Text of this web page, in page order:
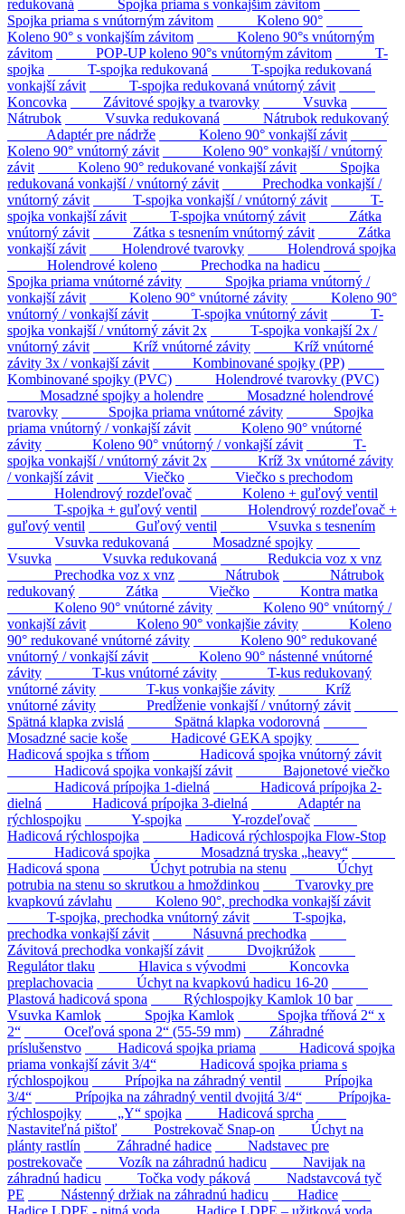
redukovaná
Spojka priama s vonkajším závitom
Spojka priama s vnútorným závitom
Koleno 90°
Koleno 90° s vonkajším závitom
Koleno 90°s vnútorným
závitom
POP-UP koleno 90°s vnútorným závitom
T-
spojka
T-spojka redukovaná
T-spojka redukovaná
vonkajší závit
T-spojka redukovaná vnútorný závit
Koncovka
Závitové spojky a tvarovky
Vsuvka
Nátrubok
Vsuvka redukovaná
Nátrubok redukovaný
Adaptér pre nádrže
Koleno 90° vonkajší závit
Koleno 90° vnútorný závit
Koleno 90° vonkajší / vnútorný
závit
Koleno 90° redukované vonkajší závit
Spojka
redukovaná vonkajší / vnútorný závit
Prechodka vonkajší /
vnútorný závit
T-spojka vonkajší / vnútorný závit
T-
spojka vonkajší závit
T-spojka vnútorný závit
Zátka
vnútorný závit
Zátka s tesnením vnútorný závit
Zátka
vonkajší závit
Holendrové tvarovky
Holendrová spojka
Holendrové koleno
Prechodka na hadicu
Spojka priama vnútorné závity
Spojka priama vnútorný /
vonkajší závit
Koleno 90° vnútorné závity
Koleno 90°
vnútorný / vonkajší závit
T-spojka vnútorný závit
T-
spojka vonkajší / vnútorný závit 2x
T-spojka vonkajší 2x /
vnútorný závit
Kríž vnútorné závity
Kríž vnútorné
závity 3x / vonkajší závit
Kombinované spojky (PP)
Kombinované spojky (PVC)
Holendrové tvarovky (PVC)
Mosadzné spojky a holendre
Mosadzné holendrové
tvarovky
Spojka priama vnútorné závity
Spojka
priama vnútorný / vonkajší závit
Koleno 90° vnútorné
závity
Koleno 90° vnútorný / vonkajší závit
T-
spojka vonkajší / vnútorný závit 2x
Kríž 3x vnútorné závity
/ vonkajší závit
Viečko
Viečko s prechodom
Holendrový rozdeľovač
Koleno + guľový ventil
T-spojka + guľový ventil
Holendrový rozdeľovač +
guľový ventil
Guľový ventil
Vsuvka s tesnením
Vsuvka redukovaná
Mosadzné spojky
Vsuvka
Vsuvka redukovaná
Redukcia voz x vnz
Prechodka voz x vnz
Nátrubok
Nátrubok
redukovaný
Zátka Viečko
Kontra matka
Koleno 90° vnútorné závity
Koleno 90° vnútorný /
vonkajší závit
Koleno 90° vonkajšie závity
Koleno
90° redukované vnútorné závity
Koleno 90° redukované
vnútorný / vonkajší závit
Koleno 90° nástenné vnútorné
závity
T-kus vnútorné závity
T-kus redukovaný
vnútorné závity
T-kus vonkajšie závity
Kríž
vnútorné závity
Predĺženie vonkajší / vnútorný závit
Spätná klapka zvislá
Spätná klapka vodorovná
Mosadzné sacie koše
Hadicové GEKA spojky
Hadicová spojka s tŕňom
Hadicová spojka vnútorný závit
Hadicová spojka vonkajší závit
Bajonetové viečko
Hadicová prípojka 1-dielná
Hadicová prípojka 2-
dielná
Hadicová prípojka 3-dielná
Adaptér na
rýchlospojku
Y-spojka
Y-rozdeľovač
Hadicová rýchlospojka
Hadicová rýchlospojka Flow-Stop
Hadicová spojka
Mosadzná tryska „heavy“
Hadicová spona
Úchyt potrubia na stenu
Úchyt
potrubia na stenu so skrutkou a hmoždinkou
Tvarovky pre
kvapkovú závlahu
Koleno 90°, prechodka vonkajší závit
T-spojka, prechodka vnútorný závit
T-spojka,
prechodka vonkajší závit
Násuvná prechodka
Závitová prechodka vonkajší závit
Dvojkrúžok
Regulátor tlaku
Hlavica s vývodmi
Koncovka
preplachovacia
Úchyt na kvapkovú hadicu 16-20
Plastová hadicová spona
Rýchlospojky Kamlok 10 bar
Vsuvka Kamlok
Spojka Kamlok
Spojka tŕňová 2“ x
2“
Oceľová spona 2“ (55-59 mm)
Záhradné
príslušenstvo
Hadicová spojka priama
Hadicová spojka
priama vonkajší závit 3/4“
Hadicová spojka priama s
rýchlospojkou
Prípojka na záhradný ventil
Prípojka
3/4“
Prípojka na záhradný ventil dvojitá 3/4“
Prípojka-
rýchlospojky
„Y“ spojka
Hadicová sprcha
Nastaviteľná pištoľ
Postrekovač Snap-on
Úchyt na
plánty rastlín
Záhradné hadice
Nadstavec pre
postrekovače
Vozík na záhradnú hadicu
Navijak na
záhradnú hadicu
Točka vody páková
Nadstavcová tyč
PE
Nástenný držiak na záhradnú hadicu
Hadice
Hadice LDPE - pitná voda
Hadice LDPE – užitková voda